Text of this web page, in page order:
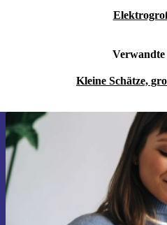
Kleine Schätze,
Erstmals zum
15 € sparen!
Verpasse kein